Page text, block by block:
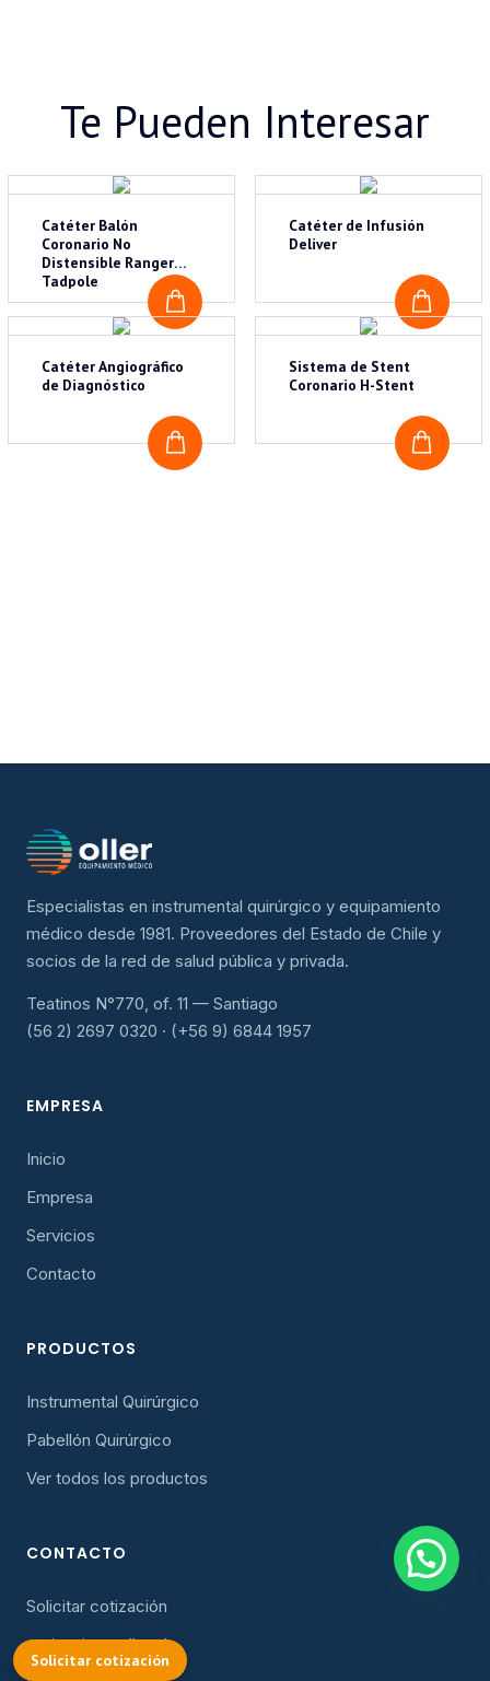
Te Pueden Interesar
COTIZAR
Catéter Balón
Coronario No
Distensible Ranger
Tadpole
Catéter de Infusión
Deliver
COTIZAR
Catéter Angiográfico
de Diagnóstico
Sistema de Stent
Coronario H-Stent
Especialistas en instrumental quirúrgico y equipamiento
médico desde 1981. Proveedores del Estado de Chile y
socios de la red de salud pública y privada.
Teatinos N°770, of. 11 — Santiago
(56 2) 2697 0320 · (+56 9) 6844 1957
EMPRESA
Inicio
Empresa
Servicios
Contacto
PRODUCTOS
Instrumental Quirúrgico
Pabellón Quirúrgico
Ver todos los productos
CONTACTO
Solicitar cotización
cotizacion@oller.cl
Solicitar cotización